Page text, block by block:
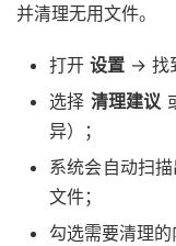
并清理无用文件。
打开 设置 → 找
选择 清理建议
异）；
系统会自动扫
文件；
勾选需要清理